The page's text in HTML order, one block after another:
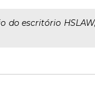
do escritório